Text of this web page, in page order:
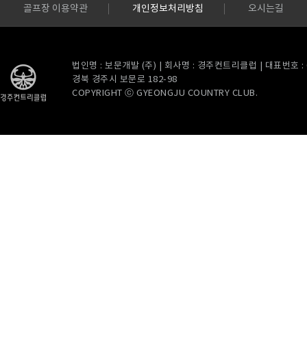
골프장 이용약관 개인정보처리방침 오시는길
법인명 : 보문개발 (주) | 회사명 : 경주컨트리클럽 | 대표번
경북 경주시 보문로 182-98
COPYRIGHT ⓒ GYEONGJU COUNTRY CLUB.